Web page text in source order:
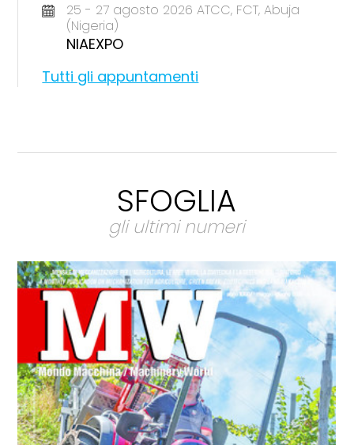
25 - 27 agosto 2026 ATCC, FCT, Abuja
(Nigeria)
NIAEXPO
Tutti gli appuntamenti
SFOGLIA
gli ultimi numeri